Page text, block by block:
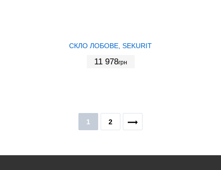
СКЛО ЛОБОВЕ, SEKURIT
11 978грн
1 2